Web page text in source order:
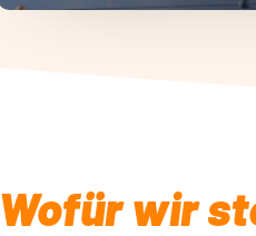
Wofür wir